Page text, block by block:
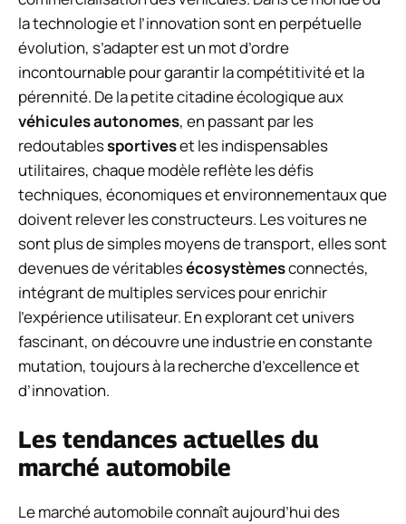
la technologie et l’innovation sont en perpétuelle
évolution, s’adapter est un mot d’ordre
incontournable pour garantir la compétitivité et la
pérennité. De la petite citadine écologique aux
véhicules autonomes, en passant par les
redoutablessportiveset les indispensables
utilitaires, chaque modèle reflète les défis
techniques, économiques et environnementaux que
doivent relever les constructeurs. Les voitures ne
sont plus de simples moyens de transport, elles sont
devenues de véritablesécosystèmesconnectés,
intégrant de multiples services pour enrichir
l’expérience utilisateur. En explorant cet univers
fascinant, on découvre une industrie en constante
mutation, toujours à la recherche d’excellence et
d’innovation.
Les tendances actuelles du
marché automobile
Le marché automobile connaît aujourd’hui des